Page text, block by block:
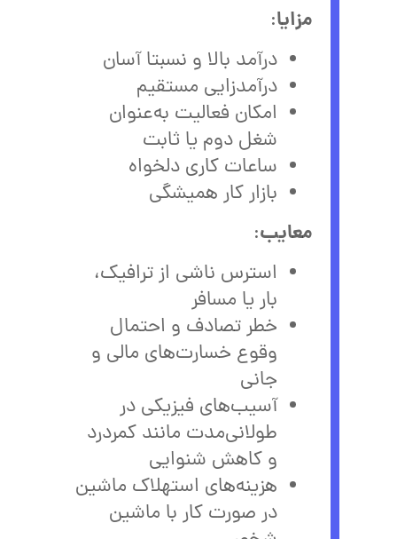
مزایا:
درآمد بالا و نسبتا آسان
درآمدزایی مستقیم
امکان فعالیت به‌عنوان
شغل دوم یا ثابت
ساعات کاری دلخواه
بازار کار همیشگی
معایب:
استرس ناشی از ترافیک،
بار یا مسافر
خطر تصادف و احتمال
وقوع خسارت‌های مالی و
جانی
آسیب‌های فیزیکی در
طولانی‌مدت مانند کمردرد
و کاهش شنوایی
هزینه‌های استهلاک ماشین
در صورت کار با ماشین